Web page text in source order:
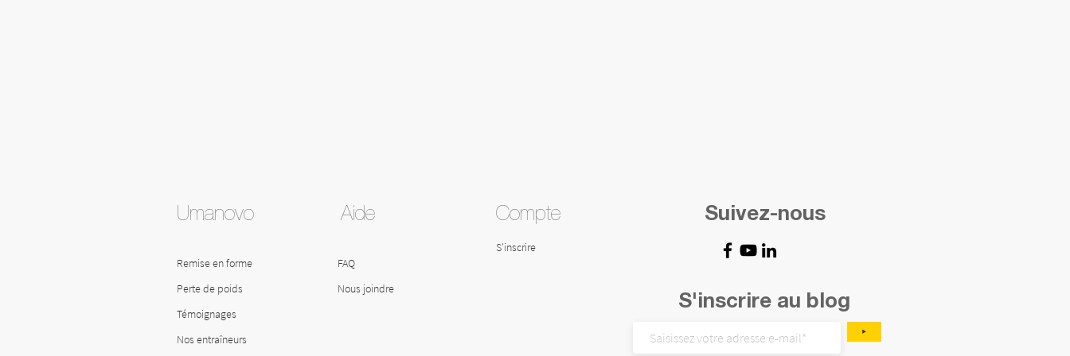
Umanovo
Remise en forme
Perte de poids
Témoignages
Nos entraîneurs
Aide
FAQ
Nous joindre
Compte
S'inscrire
Suivez-nous
‣
S'inscrire au blog